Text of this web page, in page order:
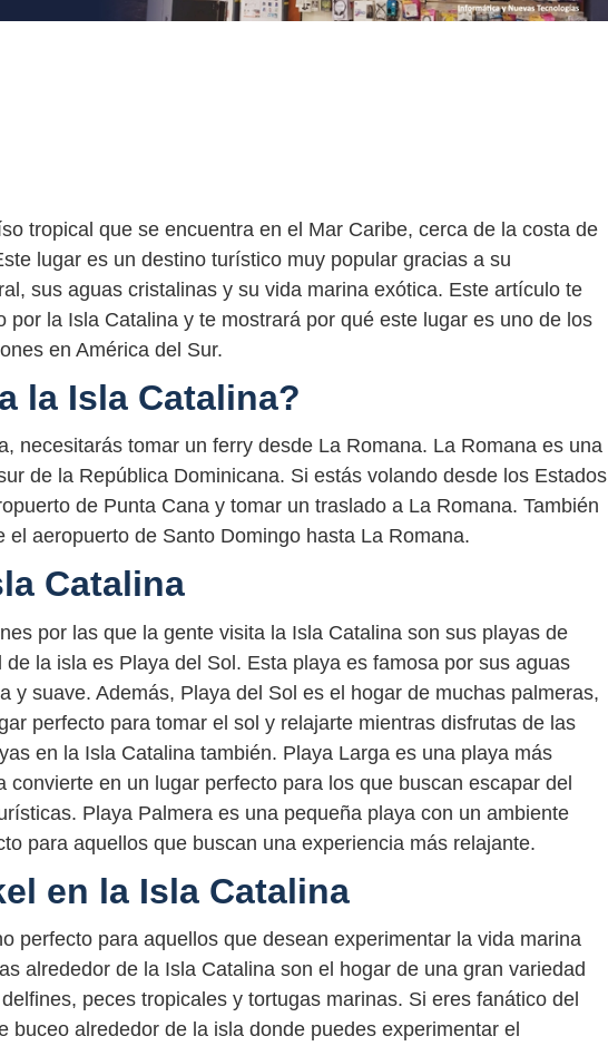
tropical que se encuentra en el Mar Caribe, cerca de la costa de
lugar es un destino turístico muy popular gracias a su
sus aguas cristalinas y su vida marina exótica. Este artículo te
por la Isla Catalina y te mostrará por qué este lugar es uno de los
en América del Sur.
la Isla Catalina?
necesitarás tomar un ferry desde La Romana. La Romana es una
de la República Dominicana. Si estás volando desde los Estados
de Punta Cana y tomar un traslado a La Romana. También
el aeropuerto de Santo Domingo hasta La Romana.
Catalina
por las que la gente visita la Isla Catalina son sus playas de
la isla es Playa del Sol. Esta playa es famosa por sus aguas
y suave. Además, Playa del Sol es el hogar de muchas palmeras,
perfecto para tomar el sol y relajarte mientras disfrutas de las
en la Isla Catalina también. Playa Larga es una playa más
convierte en un lugar perfecto para los que buscan escapar del
Playa Palmera es una pequeña playa con un ambiente
para aquellos que buscan una experiencia más relajante.
en la Isla Catalina
perfecto para aquellos que desean experimentar la vida marina
alrededor de la Isla Catalina son el hogar de una gran variedad
peces tropicales y tortugas marinas. Si eres fanático del
buceo alrededor de la isla donde puedes experimentar el